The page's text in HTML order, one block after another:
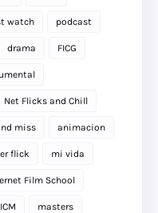
watch podcast
drama FICG
Net Flicks and Chill
miss animacion
flick mi vida
Film School
masters